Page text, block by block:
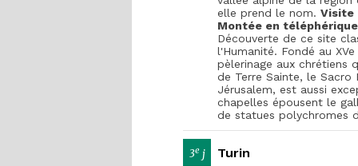
elle prend le nom. Visite
Montée en
Découverte de ce site
l'Humanité. Fondé au XVe
pèlerinage aux chrétiens
de Terre Sainte, le Sacro
Jérusalem, est aussi
chapelles épousent le
de statues polychromes
3e j Turin